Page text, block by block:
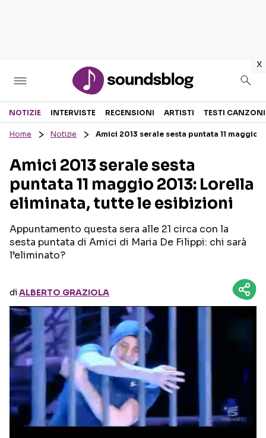
x
Sezioni
RECENSIONI MUSICALI
INTERVISTE
GOSSIP E CURIOSITÀ
TESTI CANZONI
TOUR ED EVENTI
TALENT SHOW
Seguici sui social
NOTIZIE INTERVISTE RECENSIONI ARTISTI TESTI CANZONI
Home Notizie Amici 2013 serale sesta puntata 11
Amici 2013 serale sesta
puntata 11 maggio 2013: Lorella
eliminata, tutte le esibizioni
Appuntamento questa sera alle 21 circa con la
sesta puntata di Amici di Maria De Filippi: chi sarà
l’eliminato?
diALBERTO GRAZIOLA